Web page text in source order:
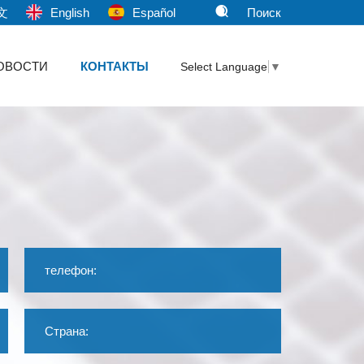
English Español Поиск
КОНТАКТЫ Select Language ▼